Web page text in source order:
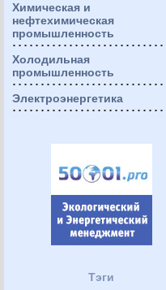
Химическая и
нефтехимическая
промышленность
Холодильная
промышленность
Электроэнергетика
Тэги